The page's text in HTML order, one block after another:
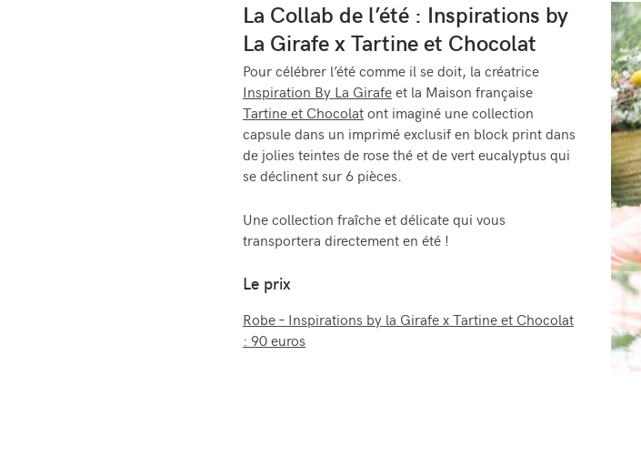
La Collab de l’été : Inspirations by
La Girafe x Tartine et Chocolat
Pour célébrer l’été comme il se doit, la créatrice
Inspiration By La Girafeet la Maison française
Tartine et Chocolatont imaginé une collection
capsule dans un imprimé exclusif en block print dans
de jolies teintes de rose thé et de vert eucalyptus qui
se déclinent sur 6 pièces.
Une collection fraîche et délicate qui vous
transportera directement en été !
Le prix
Robe – Inspirations by la Girafe x Tartine et Chocolat
: 90 euros